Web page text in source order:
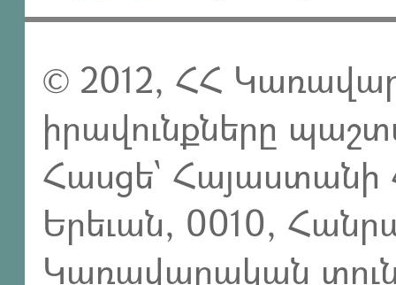
© 2012, ՀՀ
իրավունքները
Հասցե` Հայաստանի
Երեւան, 0010,
Կառավարական